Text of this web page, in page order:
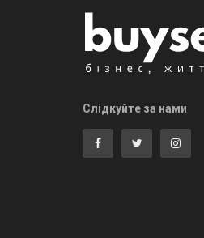
Слідкуйте за нами